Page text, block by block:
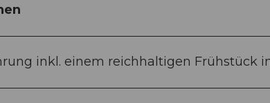
inkl. einem reichhaltigen Frühstück